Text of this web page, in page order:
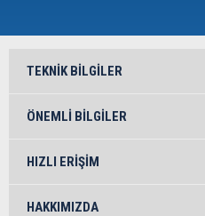
TEKNIK BILGILER
ÖNEMLI BILGILER
HIZLI ERIŞIM
HAKKIMIZDA